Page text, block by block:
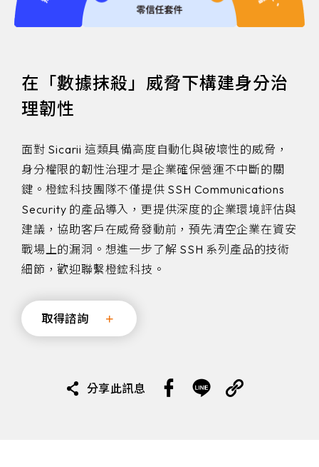
在「數據抹殺」威脅下構建身分治
理韌性
面對 Sicarii 這類具備高度自動化與破壞性的威脅，
身分權限的韌性治理才是企業確保營運不中斷的關
鍵。橙鋐科技團隊不僅提供 SSH Communications
Security 的產品導入，更提供深度的企業環境評估與
建議，協助客戶在威脅發動前，預先清空企業在資安
戰場上的漏洞。想進一步了解 SSH 系列產品的技術
細節，歡迎聯繫橙鋐科技。
取得諮詢
分享此訊息